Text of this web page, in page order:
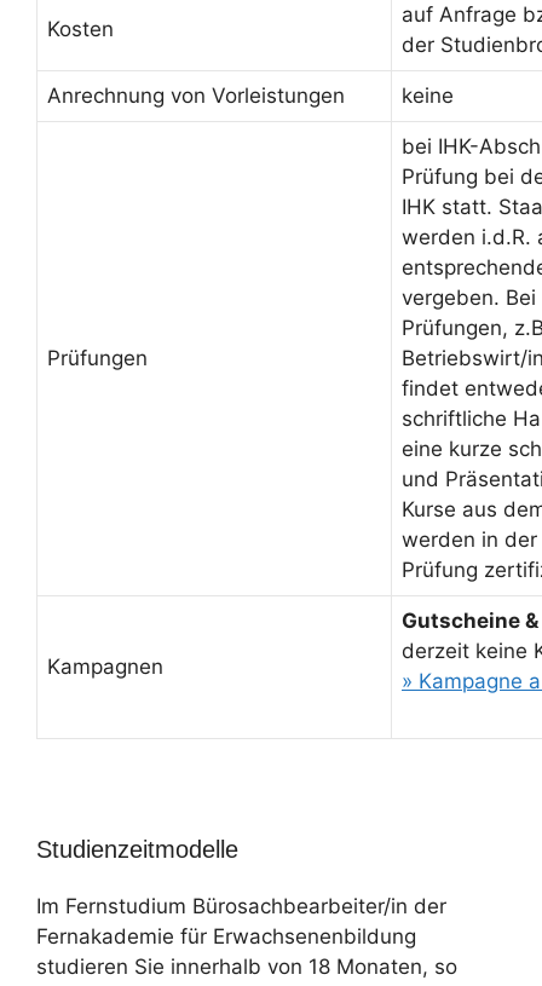
Kosten
auf Anfrage
der
Anrechnung von Vorleistungen keine
Prüfungen
bei IHK-
Prüfung bei
IHK statt.
werden i.d.R.
vergeben.
Prüfungen,
Betriebswirt/
findet
schriftliche
eine kurze
und
Kurse aus
werden in der
Prüfung
Kampagnen
Gutscheine
derzeit keine
» Kampagne
Studienzeitmodelle
Im Fernstudium Bürosachbearbeiter/in der
Fernakademie für Erwachsenenbildung
studieren Sie innerhalb von 18 Monaten, so